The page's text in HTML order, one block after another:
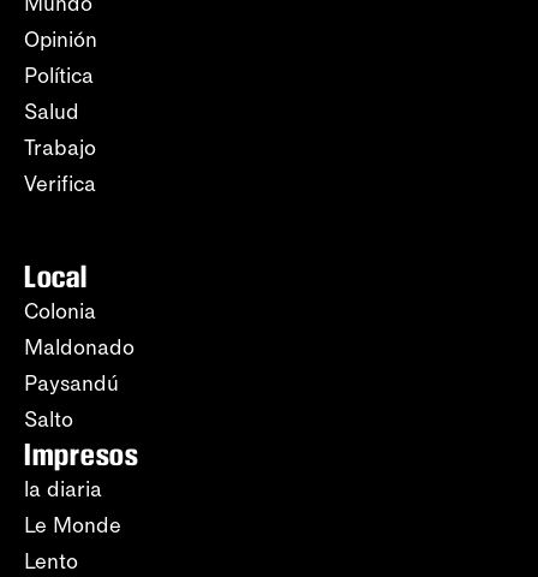
Opinión
Política
Salud
Trabajo
Verifica
Local
Colonia
Maldonado
Paysandú
Salto
Impresos
la diaria
Le Monde
Lento